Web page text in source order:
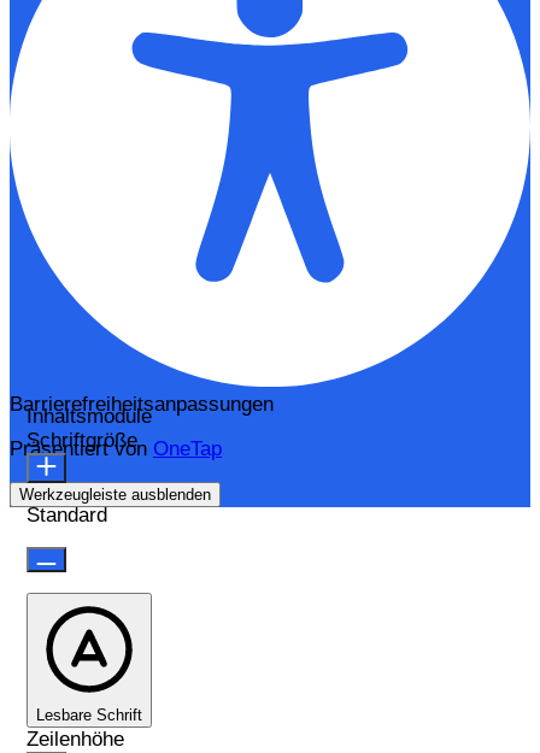
Barrierefreiheitsanpassungen
Präsentiert von OneTap
Werkzeugleiste ausblenden
Inhaltsmodule
Schriftgröße
Standard
Lesbare Schrift
Zeilenhöhe